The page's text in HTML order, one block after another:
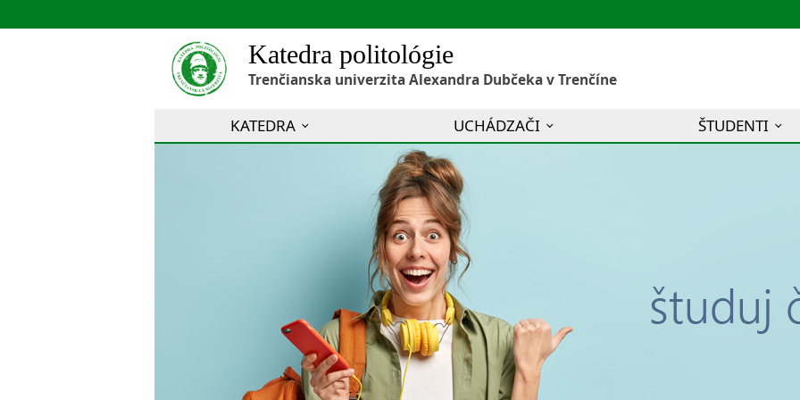
Katedra politológie
Trenčianska univerzita Alexandra Dubčeka v Trenčíne
KATEDRA UCHÁDZAČI ŠTUDENTI